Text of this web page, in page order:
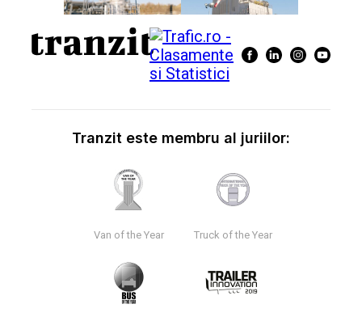
Tranzit este membru al juriilor:
Van of the Year Truck of the Year